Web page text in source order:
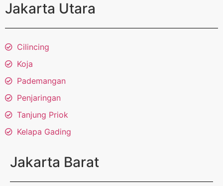
Jakarta Utara
Cilincing
Koja
Pademangan
Penjaringan
Tanjung Priok
Kelapa Gading
Jakarta Barat